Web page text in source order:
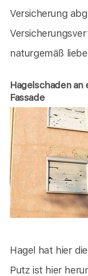
Versicherung
naturgemäß
Hagelschaden
Fassade
Hagel hat hier
Putz ist hier